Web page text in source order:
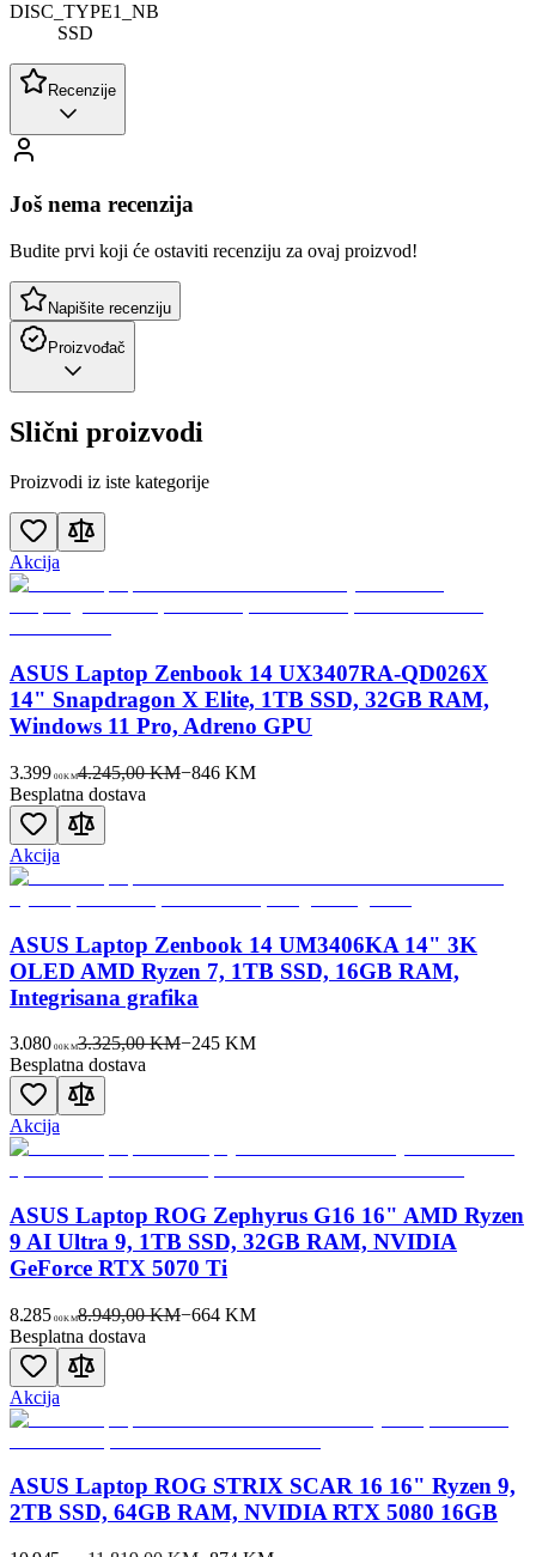
DISC_TYPE1_NB
SSD
Recenzije
Još nema recenzija
Budite prvi koji će ostaviti recenziju za ovaj proizvod!
Napišite recenziju
Proizvođač
Slični proizvodi
Proizvodi iz iste kategorije
Akcija
ASUS Laptop Zenbook 14 UX3407RA-QD026X
14" Snapdragon X Elite, 1TB SSD, 32GB RAM,
Windows 11 Pro, Adreno GPU
3.399 00KM4.245,00 KM−846KM
Besplatna dostava
Akcija
ASUS Laptop Zenbook 14 UM3406KA 14" 3K
OLED AMD Ryzen 7, 1TB SSD, 16GB RAM,
Integrisana grafika
3.080 00KM3.325,00 KM−245KM
Besplatna dostava
Akcija
ASUS Laptop ROG Zephyrus G16 16" AMD Ryzen
9 AI Ultra 9, 1TB SSD, 32GB RAM, NVIDIA
GeForce RTX 5070 Ti
8.285 00KM8.949,00 KM−664KM
Besplatna dostava
Akcija
ASUS Laptop ROG STRIX SCAR 16 16" Ryzen 9,
2TB SSD, 64GB RAM, NVIDIA RTX 5080 16GB